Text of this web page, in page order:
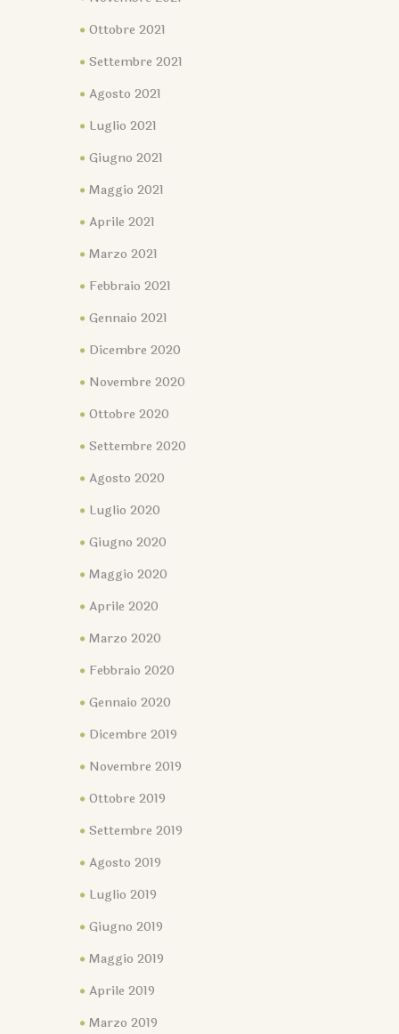
Ottobre 2021
Settembre 2021
Agosto 2021
Luglio 2021
Giugno 2021
Maggio 2021
Aprile 2021
Marzo 2021
Febbraio 2021
Gennaio 2021
Dicembre 2020
Novembre 2020
Ottobre 2020
Settembre 2020
Agosto 2020
Luglio 2020
Giugno 2020
Maggio 2020
Aprile 2020
Marzo 2020
Febbraio 2020
Gennaio 2020
Dicembre 2019
Novembre 2019
Ottobre 2019
Settembre 2019
Agosto 2019
Luglio 2019
Giugno 2019
Maggio 2019
Aprile 2019
Marzo 2019